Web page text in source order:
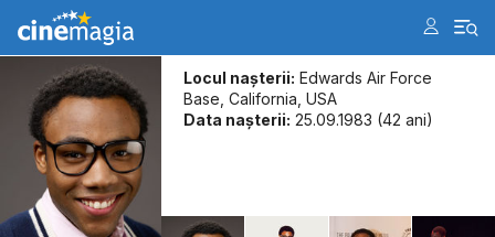
Locul naşterii: Edwards Air Force
Base, California, USA
Data naşterii: 25.09.1983 (42 ani)